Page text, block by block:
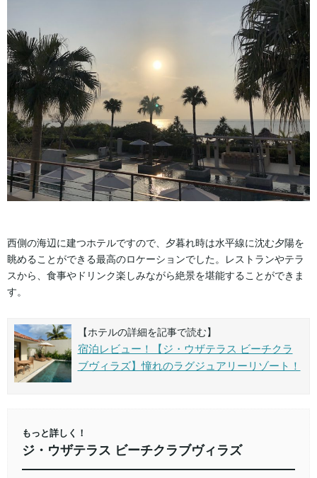
西側の海辺に建つホテルですので、夕暮れ時は水平線に沈む夕陽を
眺めることができる最高のロケーションでした。レストランやテラ
スから、食事やドリンク楽しみながら絶景を堪能することができま
す。
【ホテルの詳細を記事で読む】
宿泊レビュー！【ジ・ウザテラス ビーチクラ
ブヴィラズ】憧れのラグジュアリーリゾート！
もっと詳しく！
ジ・ウザテラス ビーチクラブヴィラズ